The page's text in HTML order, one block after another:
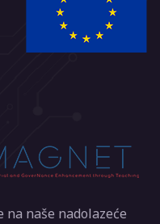
naše nadolazeće